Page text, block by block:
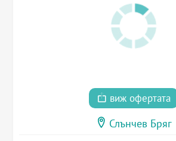
виж офертата
Слънчев Бряг